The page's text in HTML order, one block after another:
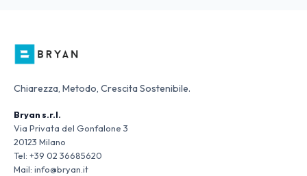
Chiarezza, Metodo, Crescita Sostenibile.
Bryan s.r.l.
Via Privata del Gonfalone 3
20123 Milano
Tel: +39 02 36685620
Mail: info@bryan.it